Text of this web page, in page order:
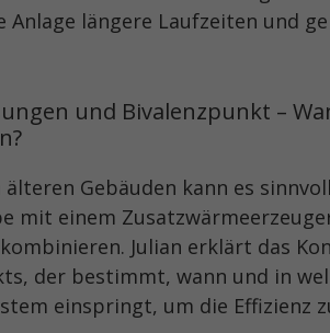
Anlage längere Laufzeiten und
und Bivalenzpunkt –
älteren Gebäuden kann es
mit einem
Julian erklärt das
der bestimmt, wann und in
einspringt, um die Effizienz